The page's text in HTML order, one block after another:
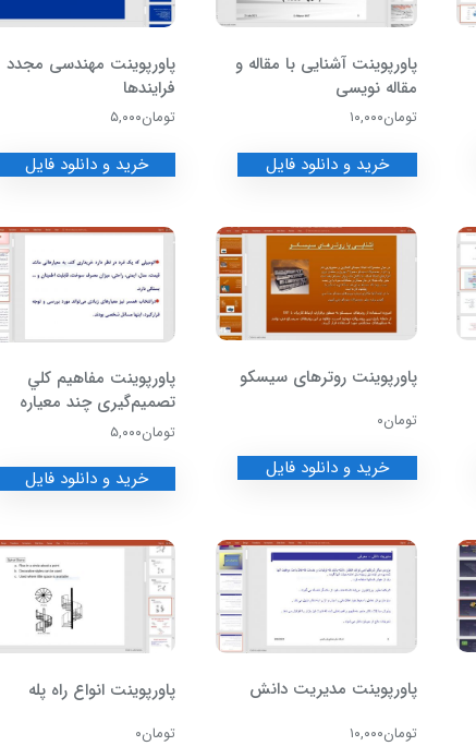
پاورپوینت آشنایی با مقاله و
مقاله نویسی
تومان۱۰,۰۰۰
خرید و دانلود فایل
پاورپوینت مهندسی مجدد
فرایندها
تومان۵,۰۰۰
خرید و دانلود فایل
پاورپوینت روترهای سیسکو
تومان۰
خرید و دانلود فایل
پاورپوینت مفاهيم كلي
تصميم‌گيری چند معياره
تومان۵,۰۰۰
خرید و دانلود فایل
پاورپوینت مدیریت دانش
تومان۱۰,۰۰۰
پاورپوینت انواع راه پله
تومان۰